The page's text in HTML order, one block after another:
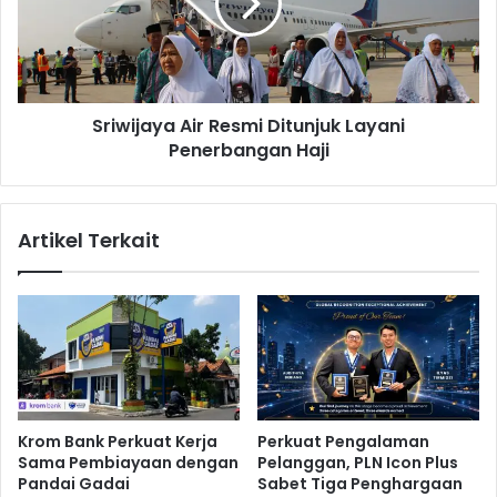
a
S
t
K
u
s
K
M
T
a
y
a
s
i
t
u
n
u
k
Sriwijaya Air Resmi Ditunjuk Layani
Penerbangan Haji
Artikel Terkait
Krom Bank Perkuat Kerja
Sama Pembiayaan dengan
Pandai Gadai
Perkuat Pengalaman
Pelanggan, PLN Icon Plus
Sabet Tiga Penghargaan